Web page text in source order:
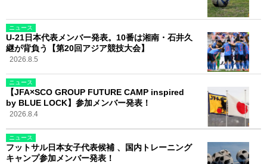
ニュース
U-21日本代表メンバー発表。10番は湘南・石井久
継が背負う【第20回アジア競技大会】
2026.8.5
ニュース
【JFA×SCO GROUP FUTURE CAMP inspired
by BLUE LOCK】参加メンバー発表！
2026.8.4
ニュース
フットサル日本女子代表候補 、国内トレーニング
キャンプ参加メンバー発表！